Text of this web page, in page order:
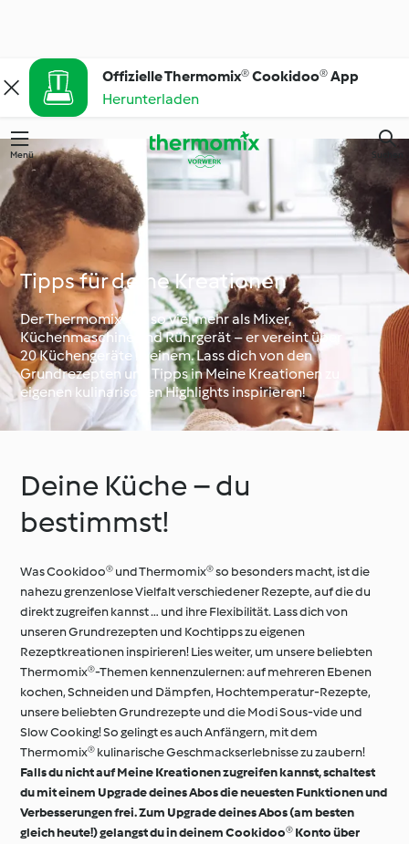
Offizielle Thermomix® Cookidoo® App
Herunterladen
Menü Suchen
Tipps für deine Kreationen
Der Thermomix® ist so viel mehr als Mixer,
Küchenmaschine und Rührgerät – er vereint über
20 Küchengeräte in einem. Lass dich von den
Grundrezepten und Tipps in Meine Kreationen zu
eigenen kulinarischen Highlights inspirieren!
Deine Küche – du
bestimmst!
Was Cookidoo® und Thermomix® so besonders macht, ist die
nahezu grenzenlose Vielfalt verschiedener Rezepte, auf die du
direkt zugreifen kannst … und ihre Flexibilität. Lass dich von
unseren Grundrezepten und Kochtipps zu eigenen
Rezeptkreationen inspirieren! Lies weiter, um unsere beliebten
Thermomix®-Themen kennenzulernen: auf mehreren Ebenen
kochen, Schneiden und Dämpfen, Hochtemperatur-Rezepte,
unsere beliebten Grundrezepte und die Modi Sous-vide und
Slow Cooking! So gelingt es auch Anfängern, mit dem
Thermomix® kulinarische Geschmackserlebnisse zu zaubern!
Falls du nicht auf Meine Kreationen zugreifen kannst, schaltest
du mit einem Upgrade deines Abos die neuesten Funktionen und
Verbesserungen frei. Zum Upgrade deines Abos (am besten
gleich heute!) gelangst du in deinem Cookidoo® Konto über